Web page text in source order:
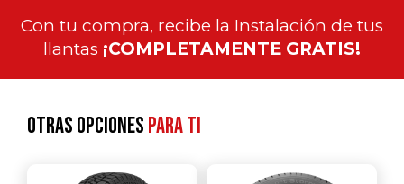
Con tu compra, recibe la Instalación de tus
llantas ¡COMPLETAMENTE GRATIS!
Otras opcionespara ti